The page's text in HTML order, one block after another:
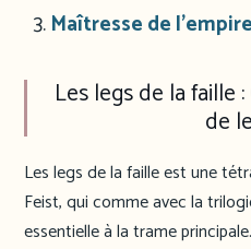
Maîtresse de l’empire
Les legs de la faille
de
Les legs de la faille est une
Feist, qui comme avec la
essentielle à la trame principale.